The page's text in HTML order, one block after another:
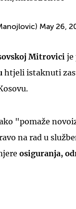
May 26,
Mitrovici je
htjeli istaknuti
"pomaže
na rad u
osiguranja,